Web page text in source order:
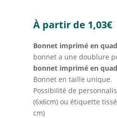
À partir de 1,03€
Bonnet imprimé en
bonnet a une doublure
bonnet imprimé en
Bonnet en taille unique.
Possibilité de
(6x6cm) ou étiquette
cm)